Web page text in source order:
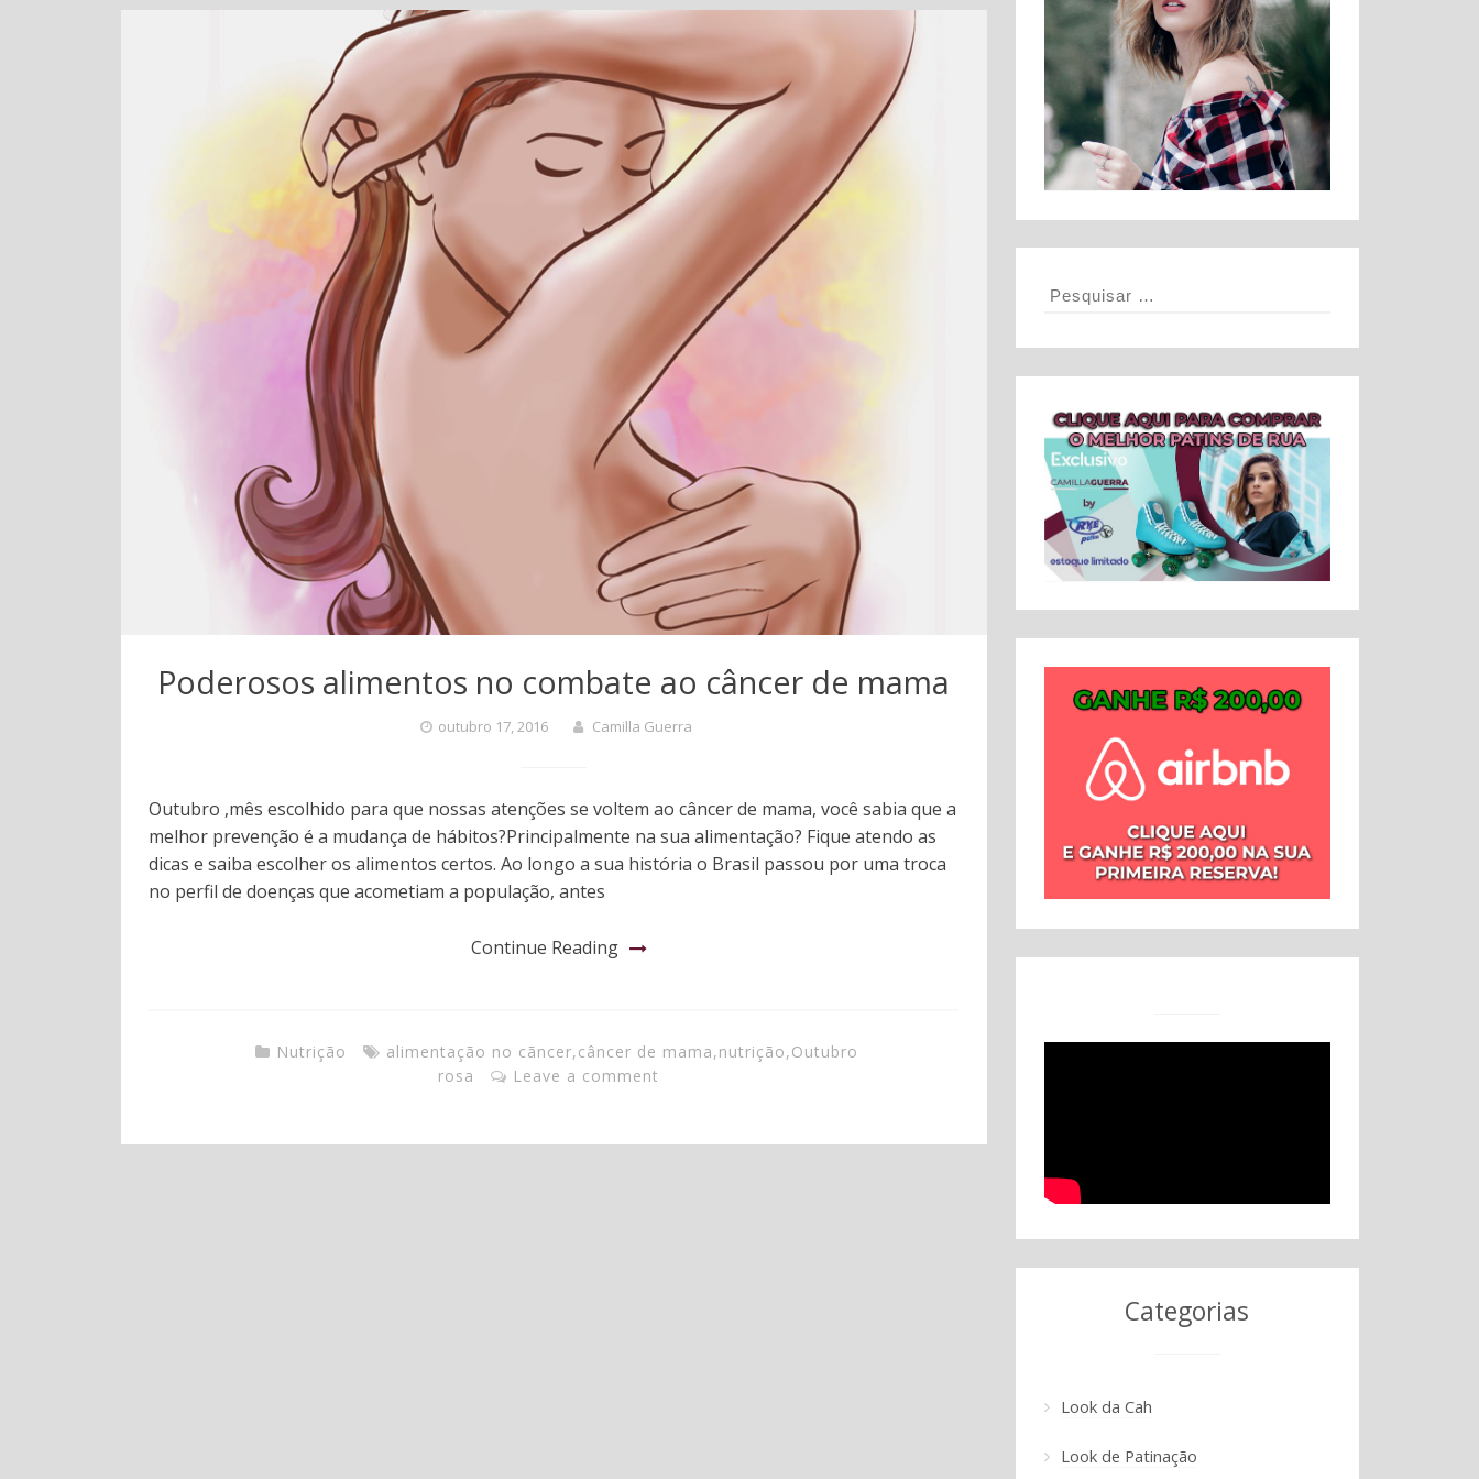
Poderosos alimentos no combate ao câncer de mama
outubro 17, 2016 Camilla Guerra
Outubro ,mês escolhido para que nossas atenções se voltem ao câncer de mama, você sabia que a
melhor prevenção é a mudança de hábitos?Principalmente na sua alimentação? Fique atendo as
dicas e saiba escolher os alimentos certos. Ao longo a sua história o Brasil passou por uma troca
no perfil de doenças que acometiam a população, antes
Continue Reading
Nutrição alimentação no cãncer,câncer de mama,nutrição,Outubro
rosa
Leave a comment
Categorias
Look da Cah
Look de Patinação